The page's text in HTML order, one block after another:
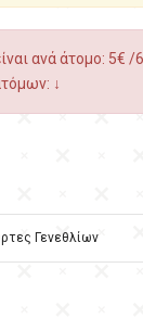
ανά άτομο: 5€ /
↓
Γενεθλίων